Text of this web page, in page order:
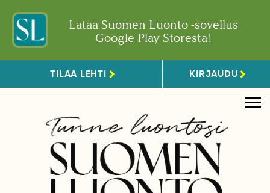
Lataa Suomen Luonto -sovellus
Google Play Storesta!
TILAA LEHTI KIRJAUDU